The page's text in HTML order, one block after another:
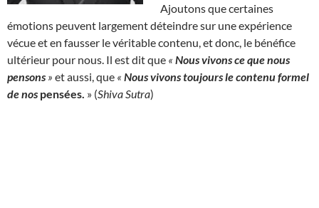
Ajoutons que certaines
émotions peuvent largement déteindre sur une expérience
vécue et en fausser le véritable contenu, et donc, le bénéfice
ultérieur pour nous. Il est dit que « Nous vivons ce que nous
pensons » et aussi, que « Nous vivons toujours le contenu formel
de nos pensées » (Shiva Sutra)